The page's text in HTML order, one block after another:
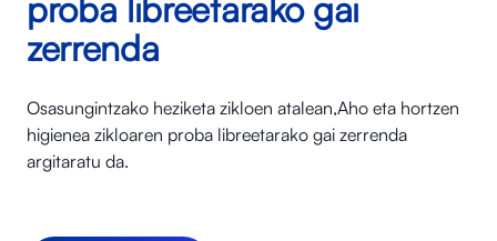
proba libreetarako gai
zerrenda
Osasungintzako heziketa zikloen atalean,Aho eta hortzen
higienea zikloaren proba libreetarako gai zerrenda
argitaratu da.